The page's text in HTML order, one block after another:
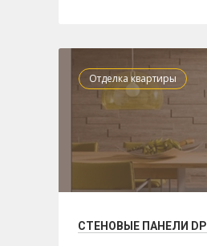
Отделка квартиры
СТЕНОВЫЕ ПАНЕЛИ DPI